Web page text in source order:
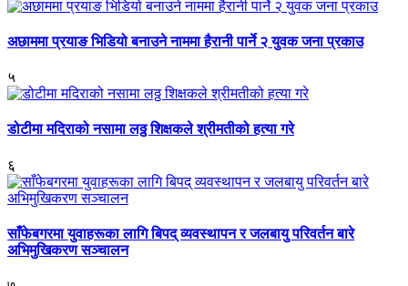
अछाममा प्रयाङ भिडियो बनाउने नाममा हैरानी पार्ने २ युवक जना प्रकाउ
५
डोटीमा मदिराको नसामा लठ्ठ शिक्षकले श्रीमतीको हत्या गरे
६
साँफेबगरमा युवाहरूका लागि बिपद् व्यवस्थापन र जलबायु परिवर्तन बारे
अभिमुखिकरण सञ्चालन